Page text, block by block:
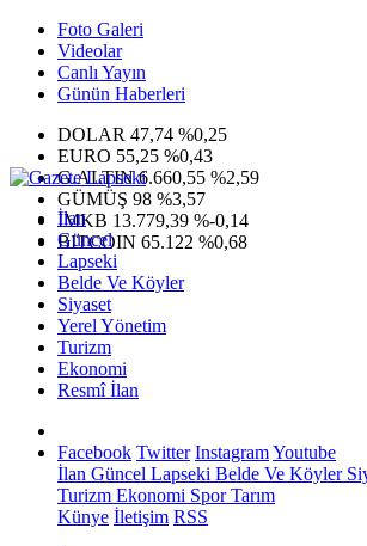
Foto Galeri
Videolar
Canlı Yayın
Günün Haberleri
DOLAR 47,74 %0,25
EURO 55,25 %0,43
G.ALTIN6.660,55 %2,59
GÜMÜŞ 98 %3,57
IMKB 13.779,39 %-0,14
BITCOIN 65.122 %0,68
İlan
Güncel
Lapseki
Belde Ve Köyler
Siyaset
Yerel Yönetim
Turizm
Ekonomi
Resmî İlan
Facebook Twitter InstagramYoutube
İlan Güncel Lapseki Belde Ve Köyler
Turizm Ekonomi SporTarım
Künye İletişim RSS